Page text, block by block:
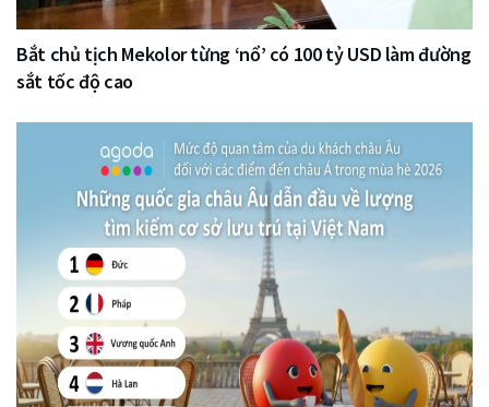
Bắt chủ tịch Mekolor từng ‘nổ’ có 100 tỷ USD làm đường
sắt tốc độ cao